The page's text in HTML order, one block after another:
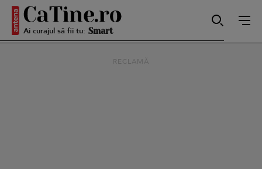
Ai curajul să fii tu: Smart
RECLAMĂ